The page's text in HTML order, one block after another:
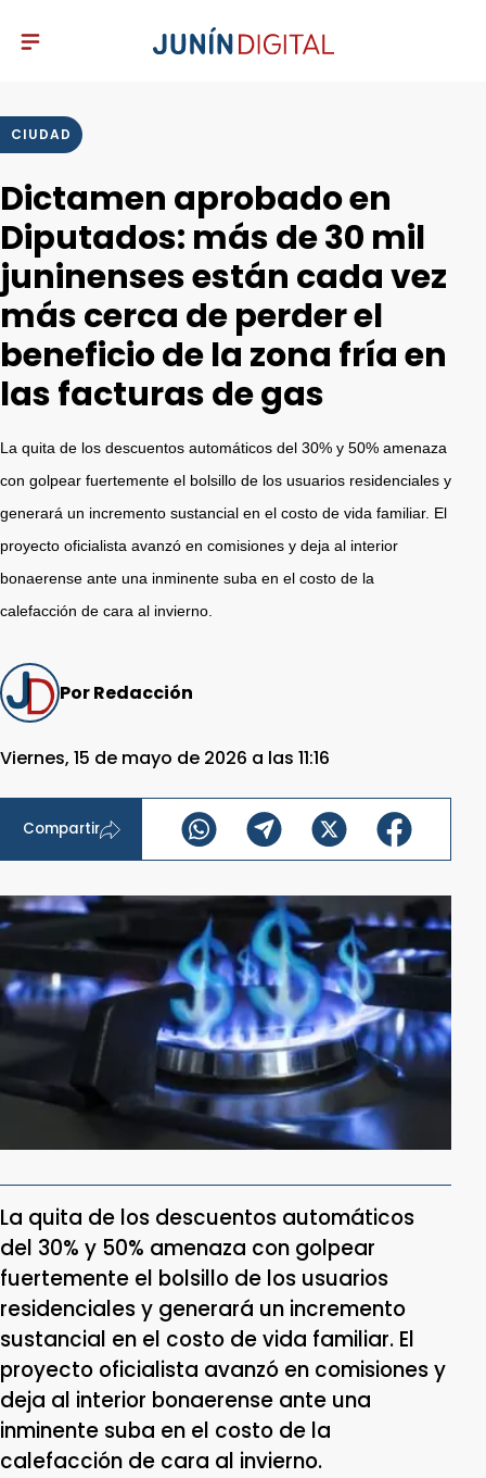
CIUDAD
Dictamen aprobado en
Diputados: más de 30 mil
juninenses están cada vez
más cerca de perder el
beneficio de la zona fría en
las facturas de gas
La quita de los descuentos automáticos del 30% y 50% amenaza
con golpear fuertemente el bolsillo de los usuarios residenciales y
generará un incremento sustancial en el costo de vida familiar. El
proyecto oficialista avanzó en comisiones y deja al interior
bonaerense ante una inminente suba en el costo de la
calefacción de cara al invierno.
Por Redacción
Viernes, 15 de mayo de 2026 a las 11:16
Compartir
La quita de los descuentos automáticos
del 30% y 50% amenaza con golpear
fuertemente el bolsillo de los usuarios
residenciales y generará un incremento
sustancial en el costo de vida familiar. El
proyecto oficialista avanzó en comisiones y
deja al interior bonaerense ante una
inminente suba en el costo de la
calefacción de cara al invierno.